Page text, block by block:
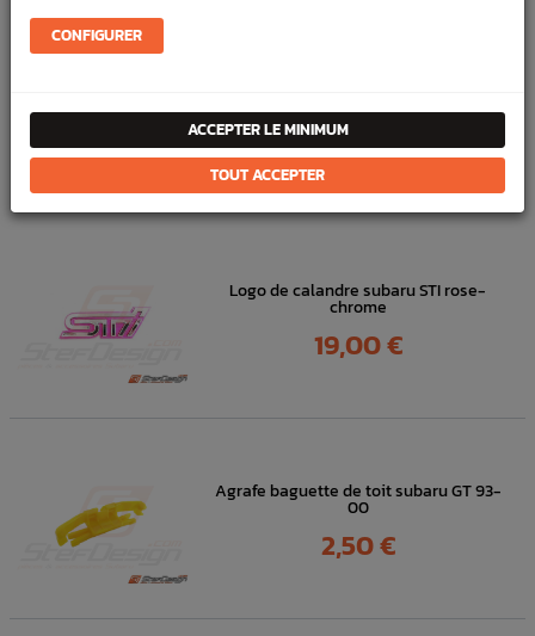
Carrosserie
Pièces origine constructeur
DANSLA MÊME
CATÉGORIE
Logo de calandre subaru STI rose-
chrome
Prix
19,00 €
Agrafe baguette de toit subaru GT 93-
00
Prix
2,50 €
CONFIGURER
ACCEPTER LE MINIMUM
TOUT ACCEPTER